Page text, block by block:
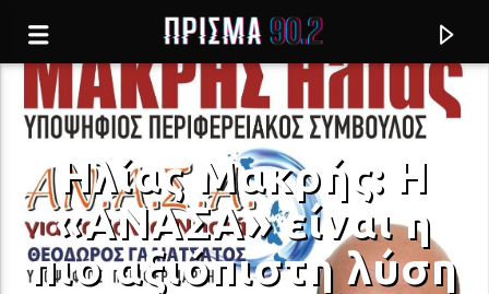
Ηλίας Μακρής: Η
«ΑΝΑΣΑ» είναι η
πιο αξιόπιστη λύση